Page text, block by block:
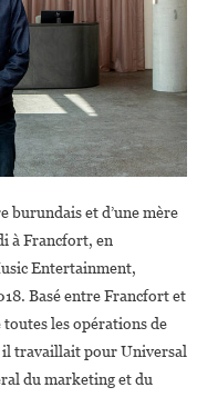
burundais et d’une mère
à Francfort, en
Entertainment,
Basé entre Francfort et
les opérations de
il travaillait pour Universal
du marketing et du